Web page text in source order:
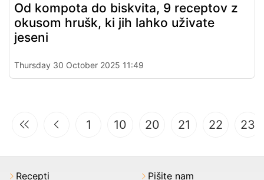
Od kompota do biskvita, 9 receptov z
okusom hrušk, ki jih lahko uživate
jeseni
Thursday 30 October 2025 11:49
1 10 20 21 22 23
Recepti
Pišite nam